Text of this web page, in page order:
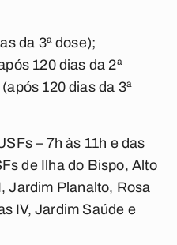
da 3ª dose);
120 dias da 2ª
120 dias da 3ª
– 7h às 11h e das
de Ilha do Bispo, Alto
Jardim Planalto, Rosa
IV, Jardim Saúde e